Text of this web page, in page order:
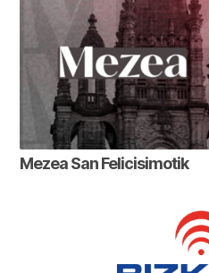
Mezea San Felicisimotik